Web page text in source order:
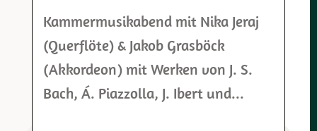
Kammermusikabend mit Nika Jeraj
(Querflöte) & Jakob Grasböck
(Akkordeon) mit Werken von J. S.
Bach, Á. Piazzolla, J. Ibert und...